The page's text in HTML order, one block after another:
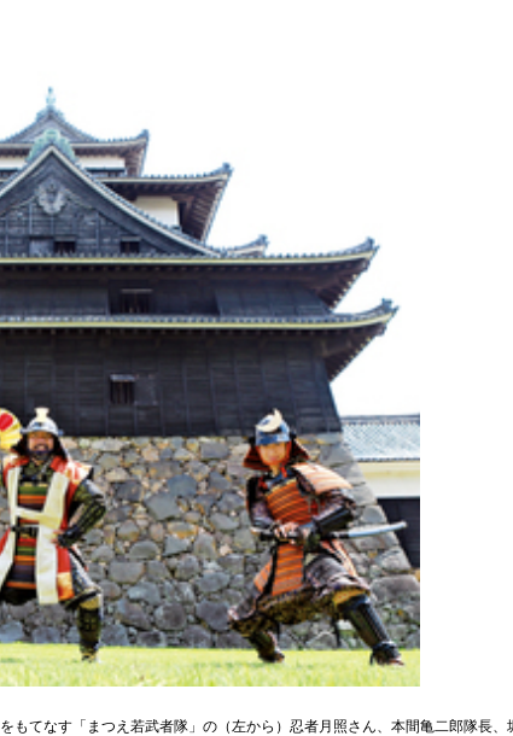
もてなす「まつえ若武者隊」の（左から）忍者月照さん、本間亀二郎隊長、